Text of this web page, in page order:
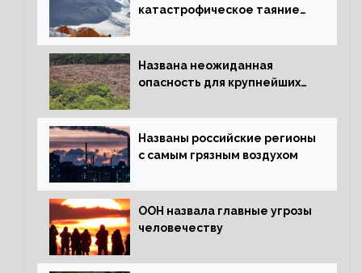
катастрофическое таяние
Названа неожиданная
опасность для крупнейших
Названы российские регионы
с самым грязным воздухом
ООН назвала главные угрозы
человечеству